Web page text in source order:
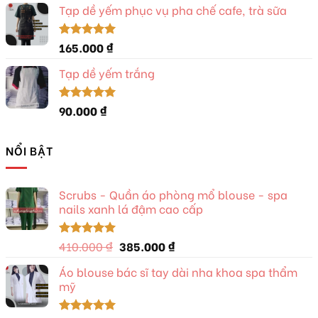
5 sao
là:
tại
Tạp dề yếm phục vụ pha chế cafe, trà sữa
Được xếp
hạng 5.00
5 sao
165.000₫
Tạp dề yếm trắng
Được xếp
hạng5.00
90.000₫
NỔI BẬT
Scrubs - Quần áo phòng mổ blouse - spa
nails xanh lá đậm cao cấp
Được xếp
5 sao
410.000₫ Giá
là:
385.000₫Giá
tại
Áo blouse bác sĩ tay dài nha khoa spa thẩm
mỹ